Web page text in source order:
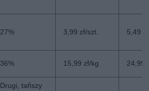
27% 3,99 zł/szt. 5,49
36% 15,99 zł/kg 24,99
Drugi, tańszy